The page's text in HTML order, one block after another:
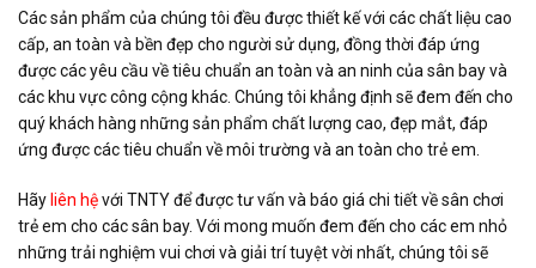
Các sản phẩm của chúng tôi đều được thiết kế với các chất liệu cao
cấp, an toàn và bền đẹp cho người sử dụng, đồng thời đáp ứng
được các yêu cầu về tiêu chuẩn an toàn và an ninh của sân bay và
các khu vực công cộng khác. Chúng tôi khẳng định sẽ đem đến cho
quý khách hàng những sản phẩm chất lượng cao, đẹp mắt, đáp
ứng được các tiêu chuẩn về môi trường và an toàn cho trẻ em.
Hãy liên hệvới TNTY để được tư vấn và báo giá chi tiết về sân chơi
trẻ em cho các sân bay. Với mong muốn đem đến cho các em nhỏ
những trải nghiệm vui chơi và giải trí tuyệt vời nhất, chúng tôi sẽ